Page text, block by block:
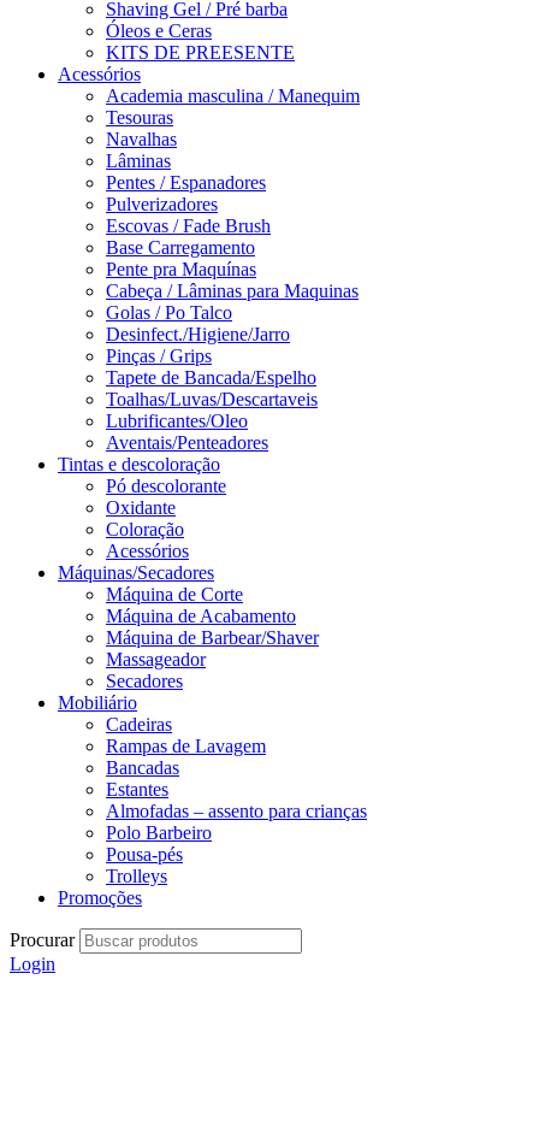
Shaving Gel / Pré barba
Óleos e Ceras
KITS DE PREESENTE
Acessórios
Academia masculina / Manequim
Tesouras
Navalhas
Lâminas
Pentes / Espanadores
Pulverizadores
Escovas / Fade Brush
Base Carregamento
Pente pra Maquínas
Cabeça / Lâminas para Maquinas
Golas / Po Talco
Desinfect./Higiene/Jarro
Pinças / Grips
Tapete de Bancada/Espelho
Toalhas/Luvas/Descartaveis
Lubrificantes/Oleo
Aventais/Penteadores
Tintas e descoloração
Pó descolorante
Oxidante
Coloração
Acessórios
Máquinas/Secadores
Máquina de Corte
Máquina de Acabamento
Máquina de Barbear/Shaver
Massageador
Secadores
Mobiliário
Cadeiras
Rampas de Lavagem
Bancadas
Estantes
Almofadas – assento para crianças
Polo Barbeiro
Pousa-pés
Trolleys
Promoções
Procurar
Login